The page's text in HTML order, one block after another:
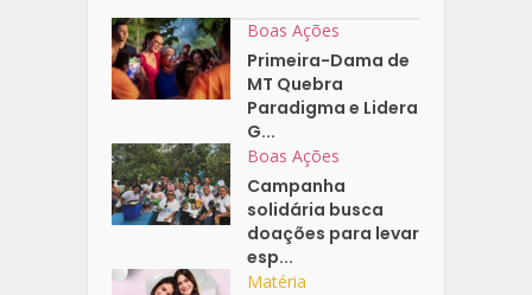
Boas Ações
Primeira-Dama de
MT Quebra
Paradigma e Lidera
G...
Boas Ações
Campanha
solidária busca
doações para levar
esp...
Matéria